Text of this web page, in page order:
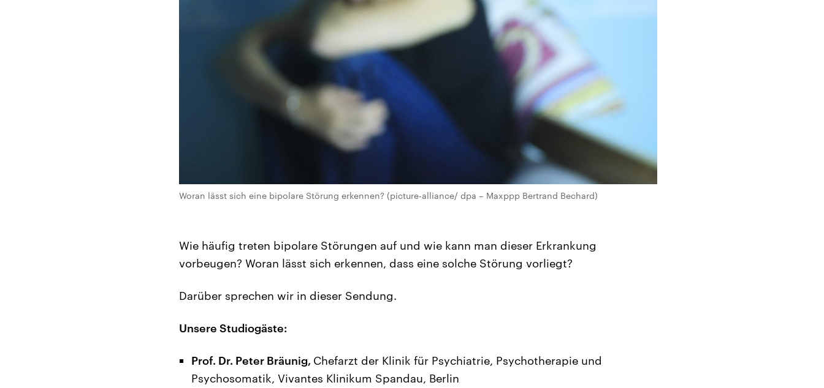
Woran lässt sich eine bipolare Störung erkennen? (picture-alliance/ dpa – Maxppp Bertrand Bechard)
Wie häufig treten bipolare Störungen auf und wie kann man dieser Erkrankung
vorbeugen? Woran lässt sich erkennen, dass eine solche Störung vorliegt?
Darüber sprechen wir in dieser Sendung.
Unsere Studiogäste:
Prof. Dr. Peter Bräunig, Chefarzt der Klinik für Psychiatrie, Psychotherapie und
Psychosomatik, Vivantes Klinikum Spandau, Berlin